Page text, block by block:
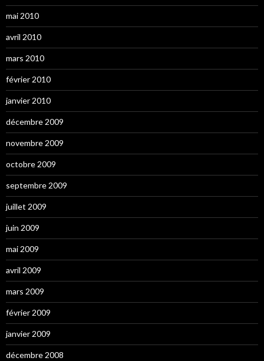
mai 2010
avril 2010
mars 2010
février 2010
janvier 2010
décembre 2009
novembre 2009
octobre 2009
septembre 2009
juillet 2009
juin 2009
mai 2009
avril 2009
mars 2009
février 2009
janvier 2009
décembre 2008